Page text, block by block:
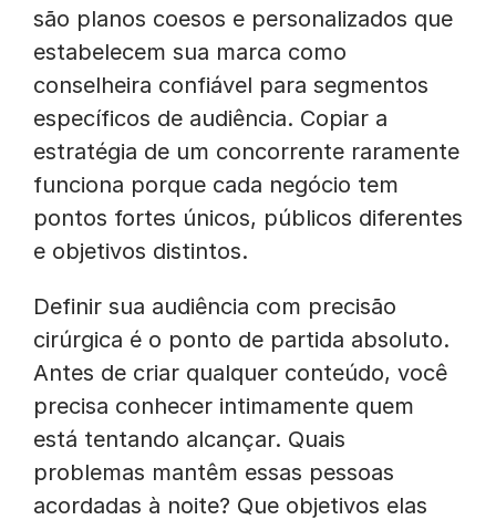
são planos coesos e personalizados que
estabelecem sua marca como
conselheira confiável para segmentos
específicos de audiência. Copiar a
estratégia de um concorrente raramente
funciona porque cada negócio tem
pontos fortes únicos, públicos diferentes
e objetivos distintos.
Definir sua audiência com precisão
cirúrgica é o ponto de partida absoluto.
Antes de criar qualquer conteúdo, você
precisa conhecer intimamente quem
está tentando alcançar. Quais
problemas mantêm essas pessoas
acordadas à noite? Que objetivos elas